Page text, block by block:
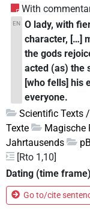
With
EN O lady, with
character, […]
the gods
acted (as) the
[who fells] his
everyone.
Scientific Texts
Texte
Magische
Jahrtausends
[Rto 1,10]
Dating (time frame)
Go to/cite